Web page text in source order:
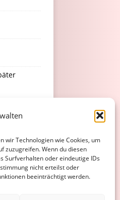
wir Technologien wie Cookies, um
zuzugreifen. Wenn du diesen
Surfverhalten oder eindeutige IDs
nicht erteilst oder
beeinträchtigt werden.